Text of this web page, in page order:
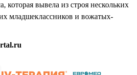
которая вывела из строя нескольких
младшеклассников и вожатых-